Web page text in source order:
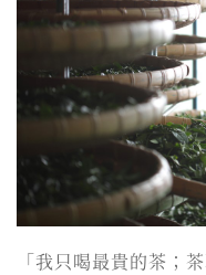
「我只喝最貴的茶；